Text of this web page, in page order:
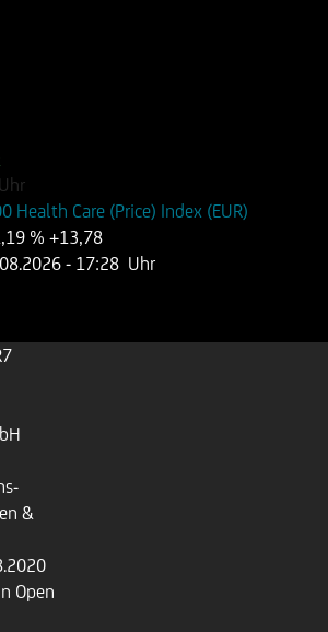
Uhr
Health Care (Price) Index (EUR)
% +13,78
- 17:28 Uhr
&
Open